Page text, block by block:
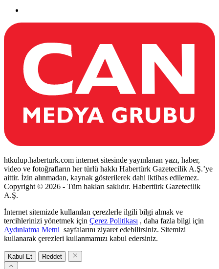
htkulup.haberturk.com internet sitesinde yayınlanan yazı, haber,
video ve fotoğrafların her türlü hakkı Habertürk Gazetecilik A.Ş.’ye
aittir. İzin alınmadan, kaynak gösterilerek dahi iktibas edilemez.
Copyright © 2026 - Tüm hakları saklıdır. Habertürk Gazetecilik
A.Ş.
İnternet sitemizde kullanılan çerezlerle ilgili bilgi almak ve
tercihlerinizi yönetmek için Çerez Politikası , daha fazla bilgi için
Aydınlatma Metni sayfalarını ziyaret edebilirsiniz. Sitemizi
kullanarak çerezleri kullanmamızı kabul edersiniz.
Kabul Et Reddet